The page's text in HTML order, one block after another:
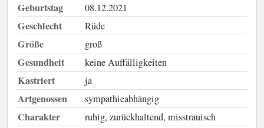
Geburtstag 08.12.2021
Geschlecht Rüde
Größe groß
Gesundheit keine Auffälligkeiten
Kastriert ja
Artgenossen sympathieabhängig
Charakter ruhig, zurückhaltend, misstrauisch